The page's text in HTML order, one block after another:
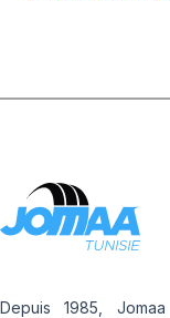
Depuis 1985,